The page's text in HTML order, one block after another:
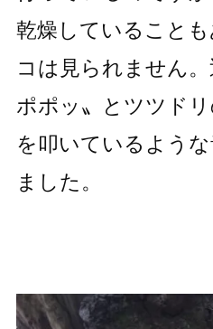
乾燥していること
コは見られません
ポポッ〟とツツド
を叩いているよう
ました。